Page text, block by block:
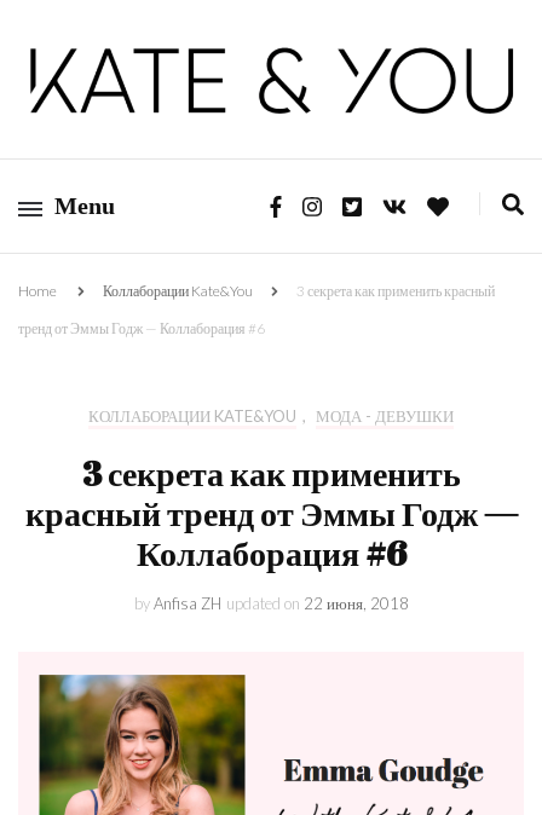
Kate&You
Menu
Home Коллаборации Kate&You 3 секрета как применить красный
тренд от Эммы Годж — Коллаборация #6
КОЛЛАБОРАЦИИ KATE&YOU , МОДА - ДЕВУШКИ
3 секрета как применить
красный тренд от Эммы Годж —
Коллаборация #6
byAnfisa ZH updated on 22 июня, 2018